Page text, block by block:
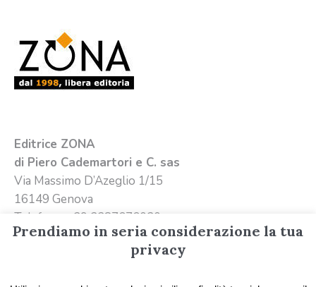
Editrice ZONA
di Piero Cademartori e C. sas
Via Massimo D’Azeglio 1/15
16149 Genova
Telefono +39 3387676020
Emailinfo@editricezona.it
Prendiamo in seria considerazione la tua
privacy